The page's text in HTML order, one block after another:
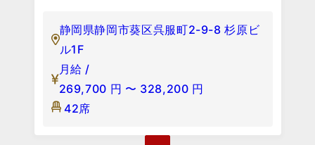
静岡県静岡市葵区呉服町2-9-8 杉原ビ
ル1F
月給 /
269,700 円 〜 328,200 円
42席